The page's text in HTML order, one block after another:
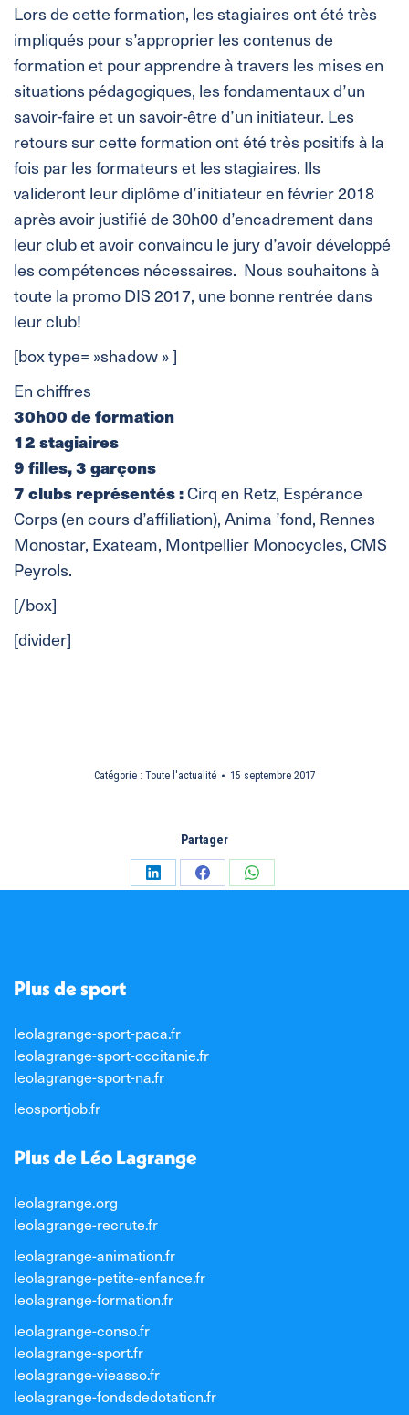
Lors de cette formation, les stagiaires ont été très
impliqués pour s’approprier les contenus de
formation et pour apprendre à travers les mises en
situations pédagogiques, les fondamentaux d’un
savoir-faire et un savoir-être d’un initiateur. Les
retours sur cette formation ont été très positifs à la
fois par les formateurs et les stagiaires. Ils
valideront leur diplôme d’initiateur en février 2018
après avoir justifié de 30h00 d’encadrement dans
leur club et avoir convaincu le jury d’avoir développé
les compétences nécessaires. Nous souhaitons à
toute la promo DIS 2017, une bonne rentrée dans
leur club!
[box type= »shadow » ]
En chiffres
30h00 de formation
12 stagiaires
9 filles, 3 garçons
7 clubs représentés :Cirq en Retz, Espérance
Corps (en cours d’affiliation), Anima ’fond, Rennes
Monostar, Exateam, Montpellier Monocycles, CMS
Peyrols.
[/box]
[divider]
Catégorie : Toute l'actualité 15 septembre 2017
Partager
PartagerPartagerPartager
Plus de sport
leolagrange-sport-paca.fr
leolagrange-sport-occitanie.fr
leolagrange-sport-na.fr
leosportjob.fr
Plus de Léo Lagrange
leolagrange.org
leolagrange-recrute.fr
leolagrange-animation.fr
leolagrange-petite-enfance.fr
leolagrange-formation.fr
leolagrange-conso.fr
leolagrange-sport.fr
leolagrange-vieasso.fr
leolagrange-fondsdedotation.fr